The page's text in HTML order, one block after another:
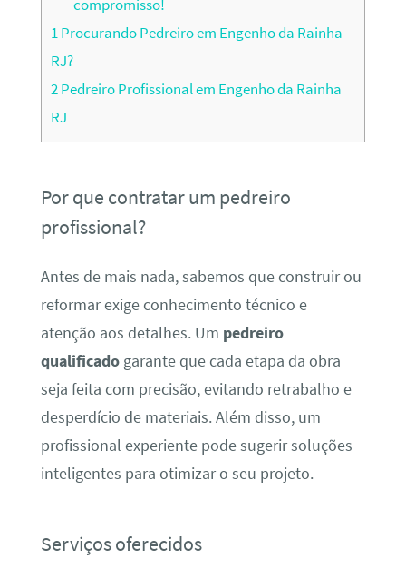
compromisso!
1Procurando Pedreiro em Engenho da Rainha
RJ?
2Pedreiro Profissional em Engenho da Rainha
RJ
Por que contratar um pedreiro
profissional?
Antes de mais nada, sabemos que construir ou
reformar exige conhecimento técnico e
atenção aos detalhes. Um pedreiro
qualificadogarante que cada etapa da obra
seja feita com precisão, evitando retrabalho e
desperdício de materiais. Além disso, um
profissional experiente pode sugerir soluções
inteligentes para otimizar o seu projeto.
Serviços oferecidos